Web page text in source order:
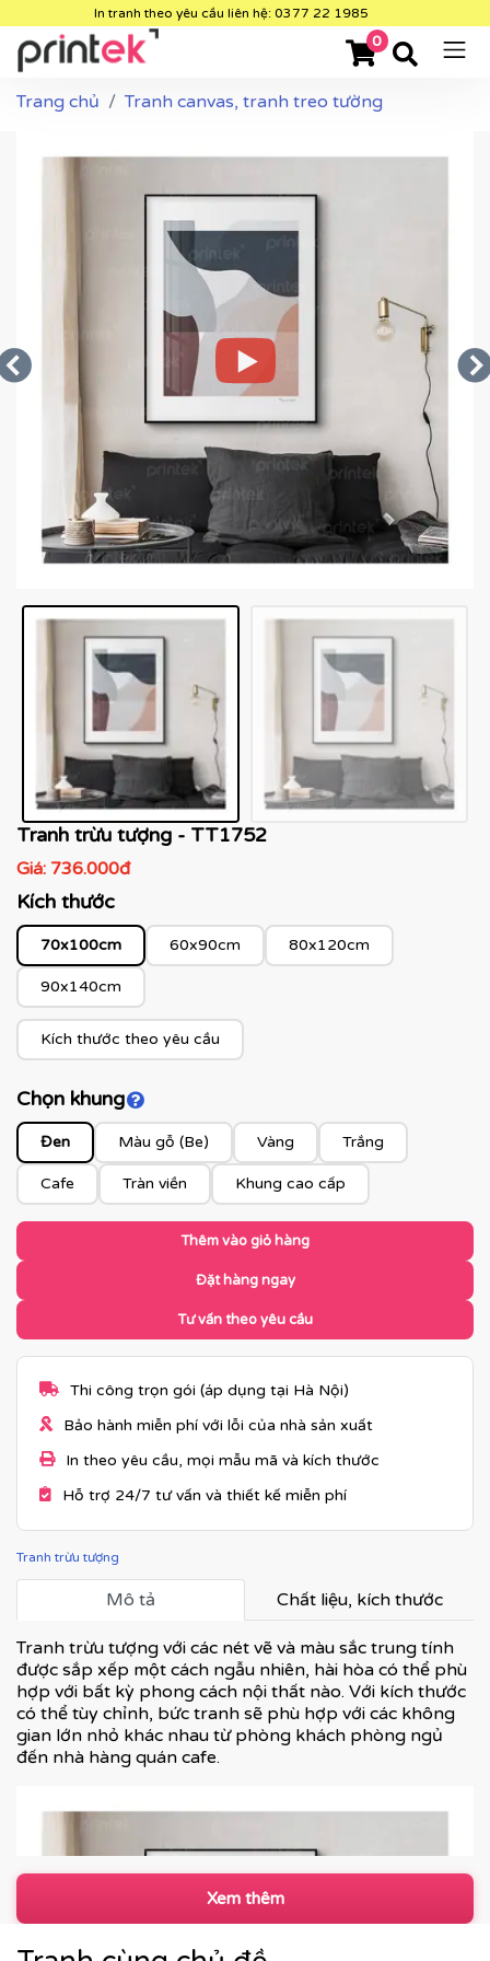
In tranh theo yêu cầu liên hệ: 0377 22 1985
0
Trang chủ Tranh canvas, tranh treo tường
Tranh trừu tượng - TT1752
Giá: 736.000đ
Kích thước
70x100cm 60x90cm 80x120cm
90x140cm
Kích thước theo yêu cầu
Chọn khungClick để xem màu khung
Đen Màu gỗ (Be) Vàng Trắng
Cafe Tràn viền Khung cao cấp
Thêm vào giỏ hàng
Đặt hàng ngay
Tư vấn theo yêu cầu
Thi công trọn gói (áp dụng tại Hà Nội)
Bảo hành miễn phí với lỗi của nhà sản xuất
In theo yêu cầu, mọi mẫu mã và kích thước
Hỗ trợ 24/7 tư vấn và thiết kế miễn phí
Tranh trừu tượng
Mô tả Chất liệu, kích thước
Tranh trừu tượng với các nét vẽ và màu sắc trung tính
được sắp xếp một cách ngẫu nhiên, hài hòa có thể phù
hợp với bất kỳ phong cách nội thất nào. Với kích thước
có thể tùy chỉnh, bức tranh sẽ phù hợp với các không
gian lớn nhỏ khác nhau từ phòng khách phòng ngủ
đến nhà hàng quán cafe.
Xem thêm